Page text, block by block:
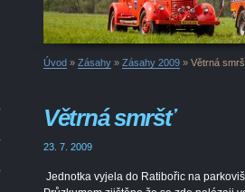
Úvod » Zásahy » Zásahy 2009 » Větrná
Větrná smršť
23. 7. 2009
Jednotka vyjela do Ratibořic na